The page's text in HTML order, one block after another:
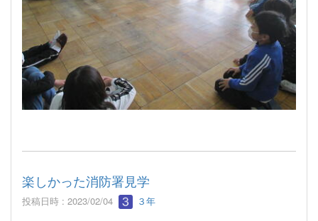
楽しかった消防署見学
投稿日時 : 2023/02/04 ３年